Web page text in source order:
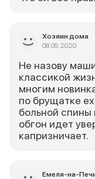
Хозяин дома
08.09.2020
Не назову
классикой
многим
по брущатке
больной спины
обгон идет
капризничает.
Емеля-на-